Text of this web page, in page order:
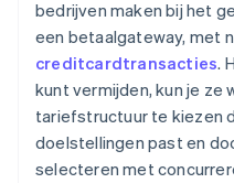
bedrijven maken bij het
een betaalgateway, met
creditcardtransacties.
kunt vermijden, kun je ze
tariefstructuur te kiezen
doelstellingen past en
selecteren met